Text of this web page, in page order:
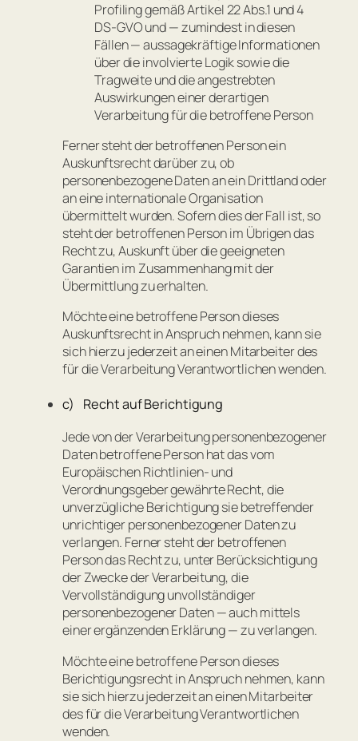
Profiling gemäß Artikel 22 Abs.1 und 4
DS-GVO und — zumindest in diesen
Fällen — aussagekräftige Informationen
über die involvierte Logik sowie die
Tragweite und die angestrebten
Auswirkungen einer derartigen
Verarbeitung für die betroffene Person
Ferner steht der betroffenen Person ein
Auskunftsrecht darüber zu, ob
personenbezogene Daten an ein Drittland oder
an eine internationale Organisation
übermittelt wurden. Sofern dies der Fall ist, so
steht der betroffenen Person im Übrigen das
Recht zu, Auskunft über die geeigneten
Garantien im Zusammenhang mit der
Übermittlung zu erhalten.
Möchte eine betroffene Person dieses
Auskunftsrecht in Anspruch nehmen, kann sie
sich hierzu jederzeit an einen Mitarbeiter des
für die Verarbeitung Verantwortlichen wenden.
c) Recht auf Berichtigung
Jede von der Verarbeitung personenbezogener
Daten betroffene Person hat das vom
Europäischen Richtlinien- und
Verordnungsgeber gewährte Recht, die
unverzügliche Berichtigung sie betreffender
unrichtiger personenbezogener Daten zu
verlangen. Ferner steht der betroffenen
Person das Recht zu, unter Berücksichtigung
der Zwecke der Verarbeitung, die
Vervollständigung unvollständiger
personenbezogener Daten — auch mittels
einer ergänzenden Erklärung — zu verlangen.
Möchte eine betroffene Person dieses
Berichtigungsrecht in Anspruch nehmen, kann
sie sich hierzu jederzeit an einen Mitarbeiter
des für die Verarbeitung Verantwortlichen
wenden.